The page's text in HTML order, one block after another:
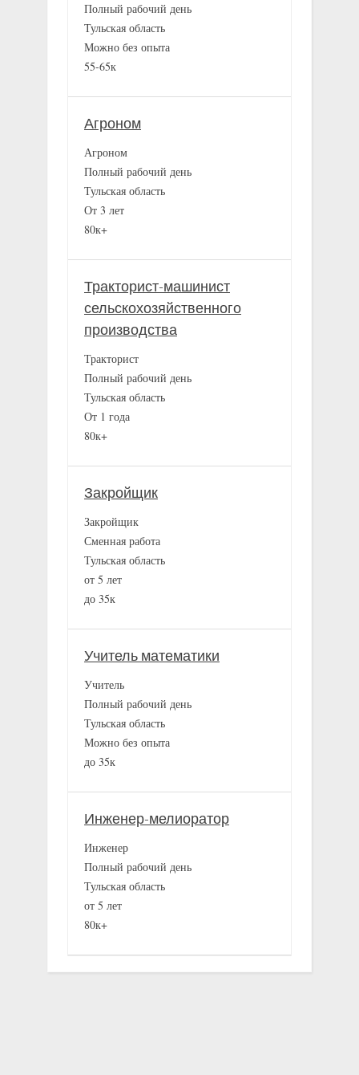
Полный рабочий день
Тульская область
Можно без опыта
55-65к
Агроном
Агроном
Полный рабочий день
Тульская область
От 3 лет
80к+
Тракторист-машинист
сельскохозяйственного
производства
Тракторист
Полный рабочий день
Тульская область
От 1 года
80к+
Закройщик
Закройщик
Сменная работа
Тульская область
от 5 лет
до 35к
Учитель математики
Учитель
Полный рабочий день
Тульская область
Можно без опыта
до 35к
Инженер-мелиоратор
Инженер
Полный рабочий день
Тульская область
от 5 лет
80к+